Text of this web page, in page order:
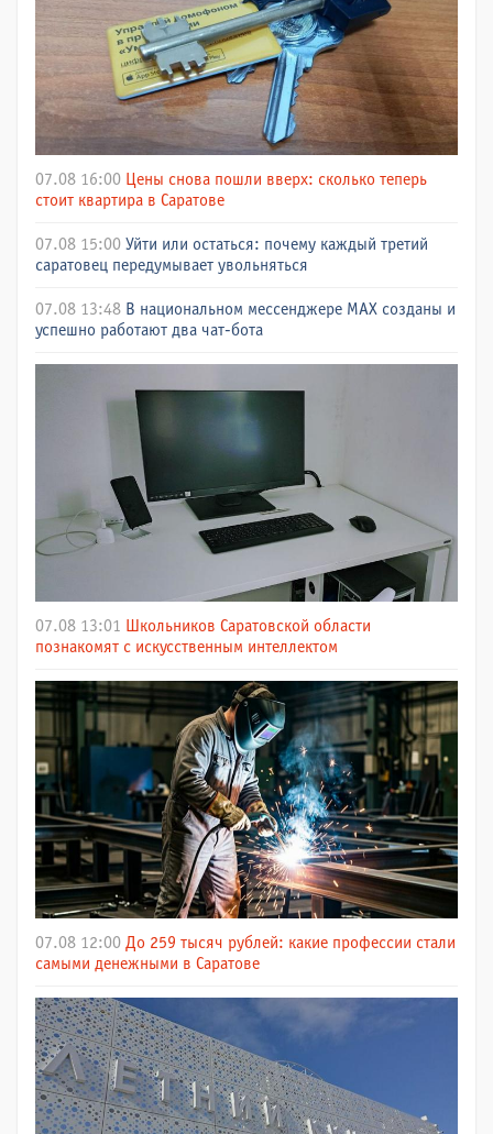
07.08 16:00 Цены снова пошли вверх: сколько теперь
стоит квартира в Саратове
07.08 15:00 Уйти или остаться: почему каждый третий
саратовец передумывает увольняться
07.08 13:48 В национальном мессенджере МАХ созданы и
успешно работают два чат-бота
07.08 13:01
Школьников Саратовской области
познакомят с искусственным интеллектом
07.08 12:00 До 259 тысяч рублей: какие профессии стали
самыми денежными в Саратове